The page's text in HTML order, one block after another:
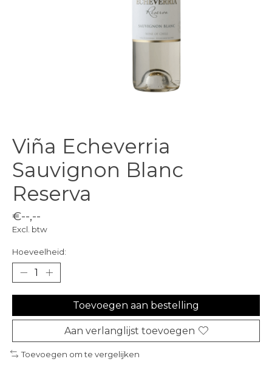
Viña Echeverria
Sauvignon Blanc
Reserva
€--,--
Excl. btw
Hoeveelheid:
Toevoegen aan bestelling
Aan verlanglijst toevoegen
Toevoegen om te vergelijken